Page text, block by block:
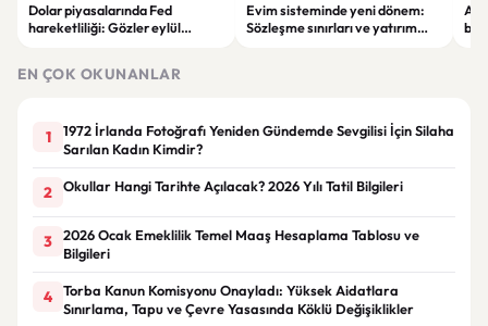
Dolar piyasalarında Fed
hareketliliği: Gözler eylül
Evim sisteminde yeni dönem:
Sözleşme sınırları ve yatırım
EN ÇOK OKUNANLAR
1
1972 İrlanda Fotoğrafı Yeniden Gündemde Sevgilisi İçin Silaha
Sarılan Kadın Kimdir?
2 Okullar Hangi Tarihte Açılacak? 2026 Yılı Tatil Bilgileri
3
2026 Ocak Emeklilik Temel Maaş Hesaplama Tablosu ve
Bilgileri
4
Torba Kanun Komisyonu Onayladı: Yüksek Aidatlara
Sınırlama, Tapu ve Çevre Yasasında Köklü Değişiklikler